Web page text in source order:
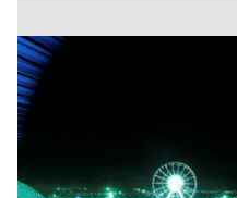
6698 sayılı Kişisel Verilerin
hazırlanmış Aydınlatma
ilgili mevzuata uygun olarak
almak için lütfen